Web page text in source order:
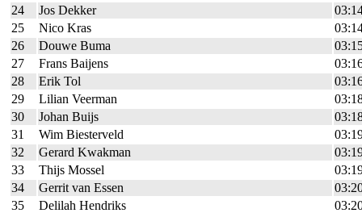
24
Jos Dekker
25
Nico Kras
26
Douwe Buma
27
Frans Baijens
28
Erik Tol
29
Lilian Veerman
30
Johan Buijs
31
Wim Biesterveld
32
Gerard Kwakman
33
Thijs Mossel
34
Gerrit van Essen
35
Delilah Hendriks